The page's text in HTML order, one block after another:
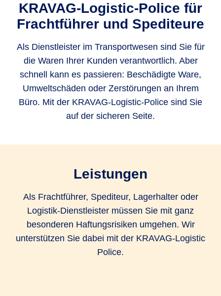
KRAVAG-Logistic-Police für
Frachtführer und Spediteure
Als Dienstleister im Transportwesen sind Sie für
die Waren Ihrer Kunden verantwortlich. Aber
schnell kann es passieren: Beschädigte Ware,
Umweltschäden oder Zerstörungen an Ihrem
Büro. Mit der KRAVAG-Logistic-Police sind Sie
auf der sicheren Seite.
Leistungen
Als Frachtführer, Spediteur, Lagerhalter oder
Logistik-Dienstleister müssen Sie mit ganz
besonderen Haftungsrisiken umgehen. Wir
unterstützen Sie dabei mit der KRAVAG-Logistic
Police.